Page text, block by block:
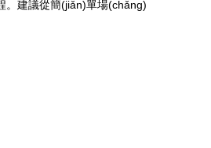
。建議從簡(jiǎn)單場(chǎng)